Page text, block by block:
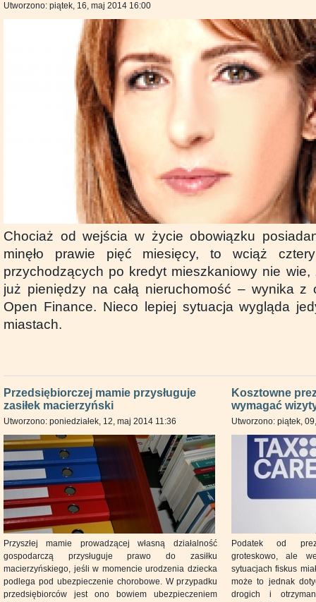
Utworzono: piątek, 16, maj 2014 16:00
Chociaż od wejścia w życie obowiązku
minęło prawie pięć miesięcy, to wciąż
przychodzących po kredyt mieszkaniowy nie
już pieniędzy na całą nieruchomość – wynika z
Open Finance. Nieco lepiej sytuacja wygląda
miastach.
Przedsiębiorczej mamie przysługuje
zasiłek macierzyński
Utworzono: poniedziałek, 12, maj 2014 11:36
Przyszłej mamie prowadzącej własną działalność
gospodarczą przysługuje prawo do zasiłku
macierzyńskiego, jeśli w momencie urodzenia dziecka
podlega pod ubezpieczenie chorobowe. W przypadku
przedsiębiorców jest ono bowiem ubezpieczeniem
Kosztowne
wymagać
Utworzono: piątek,
Podatek od
groteskowo, ale
sytuacjach fiskus
może to jednak
drogich i